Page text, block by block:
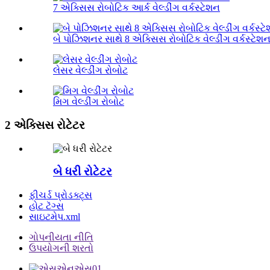
7 એક્સિસ રોબોટિક આર્ક વેલ્ડીંગ વર્કસ્ટેશન
બે પોઝિશનર સાથે 8 એક્સિસ રોબોટિક વેલ્ડીંગ વર્કસ્ટેશન
લેસર વેલ્ડીંગ રોબોટ
મિગ વેલ્ડીંગ રોબોટ
2 એક્સિસ રોટેટર
બે ધરી રોટેટર
ફીચર્ડ પ્રોડક્ટ્સ
હોટ ટૅગ્સ
સાઇટમેપ.xml
ગોપનીયતા નીતિ
ઉપયોગની શરતો